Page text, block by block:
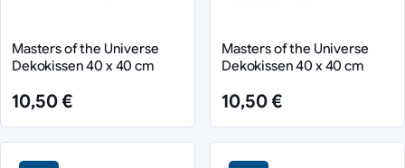
Masters of the Universe
Dekokissen 40 x 40 cm
10,50 €
Masters of the Universe
Dekokissen 40 x 40 cm
10,50 €